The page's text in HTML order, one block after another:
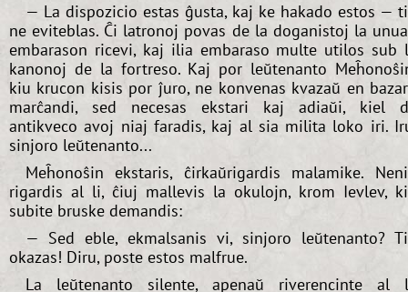
— La dispozicio estas ĝusta, kaj ke hakado estos —
ne eviteblas. Ĉi latronoj povas de la doganistoj la
embarason ricevi, kaj ilia embaraso multe utilos sub
kanonoj de la fortreso. Kaj por leŭtenanto
kiu krucon kisis por ĵuro, ne konvenas kvazaŭ en
marĉandi, sed necesas ekstari kaj adiaŭi, kiel
antikveco avoj niaj faradis, kaj al sia milita loko iri.
sinjoro leŭtenanto...
Meĥonoŝin ekstaris, ĉirkaŭrigardis malamike.
rigardis al li, ĉiuj mallevis la okulojn, krom Ievlev,
subite bruske demandis:
— Sed eble, ekmalsanis vi, sinjoro leŭtenanto?
okazas! Diru, poste estos malfrue.
La leŭtenanto silente, apenaŭ riverencinte al